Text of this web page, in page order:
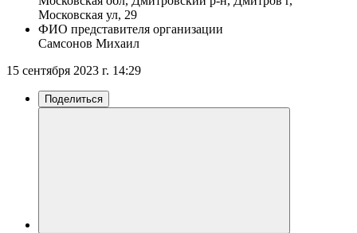
Московская ул, 29
ФИО представителя организации
Самсонов Михаил
15 сентября 2023 г. 14:29
Поделиться